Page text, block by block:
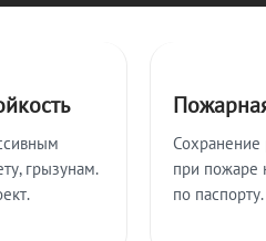
грызунам.
Сохранение
при
по паспорту.